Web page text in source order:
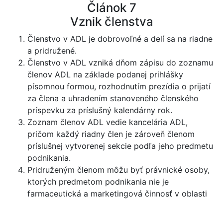
Článok 7
Vznik členstva
Členstvo v ADL je dobrovoľné a delí sa na riadne
a pridružené.
Členstvo v ADL vzniká dňom zápisu do zoznamu
členov ADL na základe podanej prihlášky
písomnou formou, rozhodnutím prezídia o prijatí
za člena a uhradením stanoveného členského
príspevku za príslušný kalendárny rok.
Zoznam členov ADL vedie kancelária ADL,
pričom každý riadny člen je zároveň členom
príslušnej vytvorenej sekcie podľa jeho predmetu
podnikania.
Pridruženým členom môžu byť právnické osoby,
ktorých predmetom podnikania nie je
farmaceutická a marketingová činnosť v oblasti